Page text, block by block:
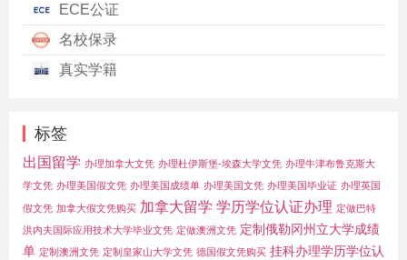
ECE公证
名校保录
真实学籍
标签
出国留学 办理加拿大文凭 办理杜伊斯堡-埃森大学文凭 办理牛津布鲁克斯大
学文凭 办理美国假文凭 办理美国成绩单 办理美国文凭 办理美国毕业证 办理英国
假文凭 加拿大假文凭购买 加拿大留学 学历学位认证办理 定做巴特
洪内夫国际应用技术大学毕业文凭 定做澳洲文凭 定制俄勒冈州立大学成绩
单 定制澳洲文凭 定制皇家山大学文凭 德国假文凭购买 挂科办理学历学位认